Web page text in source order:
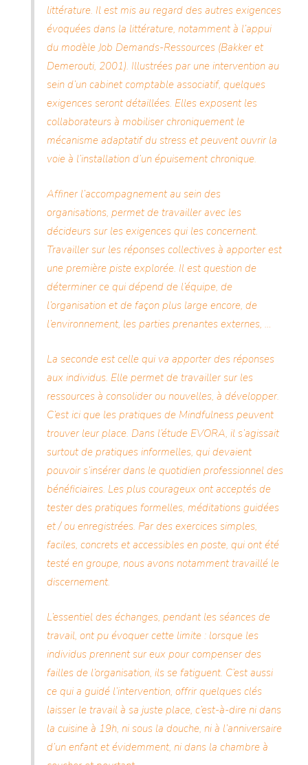
littérature. Il est mis au regard des autres exigences
évoquées dans la littérature, notamment à l’appui
du modèle Job Demands-Ressources (Bakker et
Demerouti, 2001). Illustrées par une intervention au
sein d’un cabinet comptable associatif, quelques
exigences seront détaillées. Elles exposent les
collaborateurs à mobiliser chroniquement le
mécanisme adaptatif du stress et peuvent ouvrir la
voie à l’installation d’un épuisement chronique.
Affiner l’accompagnement au sein des
organisations, permet de travailler avec les
décideurs sur les exigences qui les concernent.
Travailler sur les réponses collectives à apporter est
une première piste explorée. Il est question de
déterminer ce qui dépend de l’équipe, de
l’organisation et de façon plus large encore, de
l’environnement, les parties prenantes externes, …
La seconde est celle qui va apporter des réponses
aux individus. Elle permet de travailler sur les
ressources à consolider ou nouvelles, à développer.
C’est ici que les pratiques de Mindfulness peuvent
trouver leur place. Dans l’étude EVORA, il s’agissait
surtout de pratiques informelles, qui devaient
pouvoir s’insérer dans le quotidien professionnel des
bénéficiaires. Les plus courageux ont acceptés de
tester des pratiques formelles, méditations guidées
et / ou enregistrées. Par des exercices simples,
faciles, concrets et accessibles en poste, qui ont été
testé en groupe, nous avons notamment travaillé le
discernement.
L’essentiel des échanges, pendant les séances de
travail, ont pu évoquer cette limite : lorsque les
individus prennent sur eux pour compenser des
failles de l’organisation, ils se fatiguent. C’est aussi
ce qui a guidé l’intervention, offrir quelques clés
laisser le travail à sa juste place, c’est-à-dire ni dans
la cuisine à 19h, ni sous la douche, ni à l’anniversaire
d’un enfant et évidemment, ni dans la chambre à